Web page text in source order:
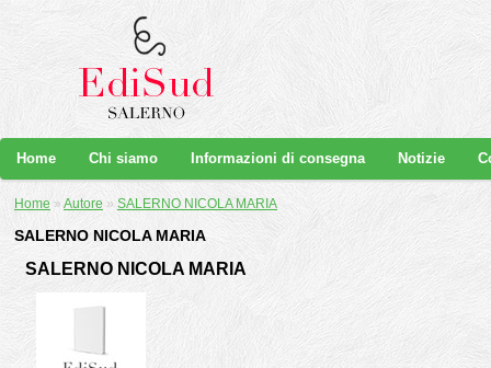
Home Chi siamo Informazioni di consegna Notizie
Home » Autore » SALERNO NICOLA MARIA
SALERNO NICOLA MARIA
SALERNO NICOLA MARIA